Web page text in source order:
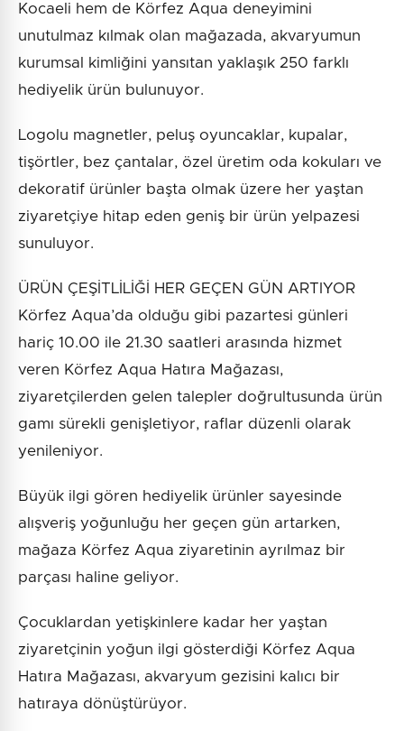
Kocaeli hem de Körfez Aqua deneyimini
unutulmaz kılmak olan mağazada, akvaryumun
kurumsal kimliğini yansıtan yaklaşık 250 farklı
hediyelik ürün bulunuyor.
Logolu magnetler, peluş oyuncaklar, kupalar,
tişörtler, bez çantalar, özel üretim oda kokuları ve
dekoratif ürünler başta olmak üzere her yaştan
ziyaretçiye hitap eden geniş bir ürün yelpazesi
sunuluyor.
ÜRÜN ÇEŞİTLİLİĞİ HER GEÇEN GÜN ARTIYOR
Körfez Aqua’da olduğu gibi pazartesi günleri
hariç 10.00 ile 21.30 saatleri arasında hizmet
veren Körfez Aqua Hatıra Mağazası,
ziyaretçilerden gelen talepler doğrultusunda ürün
gamı sürekli genişletiyor, raflar düzenli olarak
yenileniyor.
Büyük ilgi gören hediyelik ürünler sayesinde
alışveriş yoğunluğu her geçen gün artarken,
mağaza Körfez Aqua ziyaretinin ayrılmaz bir
parçası haline geliyor.
Çocuklardan yetişkinlere kadar her yaştan
ziyaretçinin yoğun ilgi gösterdiği Körfez Aqua
Hatıra Mağazası, akvaryum gezisini kalıcı bir
hatıraya dönüştürüyor.